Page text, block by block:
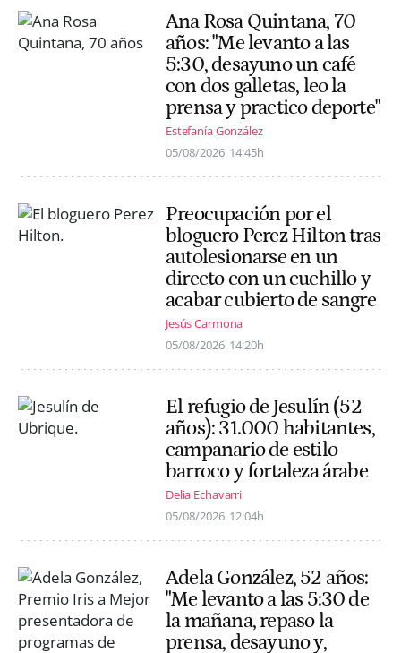
Ana Rosa Quintana, 70
años: "Me levanto a las
5:30, desayuno un café
con dos galletas, leo la
prensa y practico deporte"
Estefanía González
05/08/2026 14:45h
Preocupación por el
bloguero Perez Hilton tras
autolesionarse en un
directo con un cuchillo y
acabar cubierto de sangre
Jesús Carmona
05/08/2026 14:20h
El refugio de Jesulín (52
años): 31.000 habitantes,
campanario de estilo
barroco y fortaleza árabe
Delia Echavarri
05/08/2026 12:04h
Adela González, 52 años:
"Me levanto a las 5:30 de
la mañana, repaso la
prensa, desayuno y,